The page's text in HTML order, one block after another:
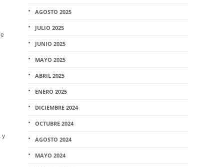
y
AGOSTO 2025
JULIO 2025
JUNIO 2025
MAYO 2025
ABRIL 2025
ENERO 2025
DICIEMBRE 2024
OCTUBRE 2024
AGOSTO 2024
MAYO 2024